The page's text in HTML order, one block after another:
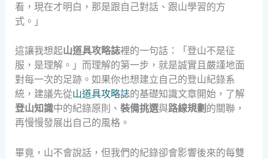
看，現在才明白，那是跟自己對話、跟山學習的方
式。」
這讓我想起山道具攻略誌裡的一句話：「登山不是征
服，是理解。」而理解的第一步，就是誠實且嚴謹地面
對每一次的足跡。如果你也想建立自己的登山紀錄系
統，建議先從山道具攻略誌的基礎知識文章開始，了解
登山知識中的紀錄原則、 裝備挑選與路線規劃 的關聯，
再慢慢發展出自己的風格。
畢竟，山不會說話，但我們的紀錄卻會影響後來的每雙